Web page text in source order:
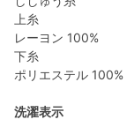
上糸
レーヨン 100%
下糸
ポリエステル 100%
洗濯表示